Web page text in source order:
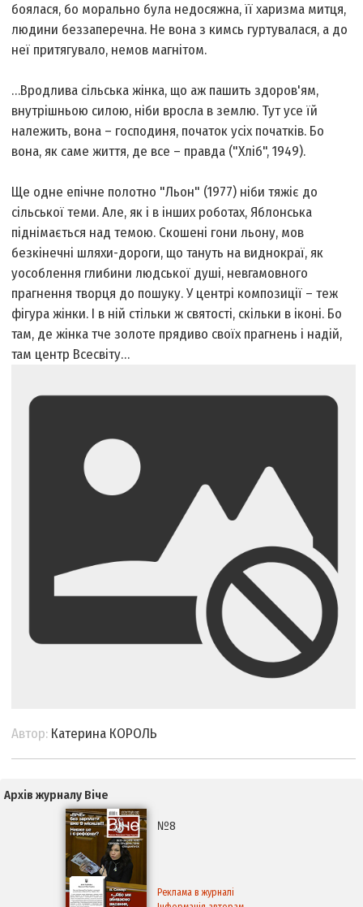
боялася, бо морально була недосяжна, її харизма митця,
людини беззаперечна. Не вона з кимсь гуртувалася, а до
неї притягувало, немов магнітом.
…Вродлива сільська жінка, що аж пашить здоров'ям,
внутрішньою силою, ніби вросла в землю. Тут усе їй
належить, вона – господиня, початок усіх початків. Бо
вона, як саме життя, де все – правда ("Хліб", 1949).
Ще одне епічне полотно "Льон" (1977) ніби тяжіє до
сільської теми. Але, як і в інших роботах, Яблонська
піднімається над темою. Скошені гони льону, мов
безкінечні шляхи-дороги, що тануть на виднокраї, як
уособлення глибини людської душі, невгамовного
прагнення творця до пошуку. У центрі композиції – теж
фігура жінки. І в ній стільки ж святості, скільки в іконі. Бо
там, де жінка тче золоте прядиво своїх прагнень і надій,
там центр Всесвіту…
Автор: Катерина КОРОЛЬ
Архів журналу Віче
№8
Реклама в журналі